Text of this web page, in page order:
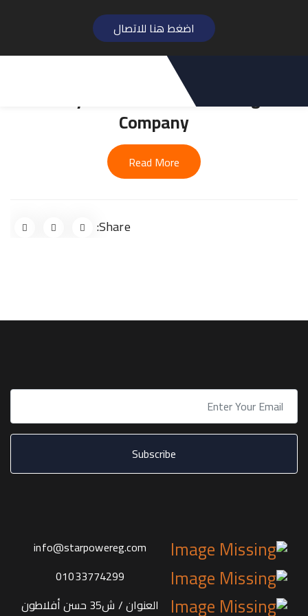
اضغط هنا للاتصال
Fully Wooden Floor With
Company
Read More
info@starpowereg.com
01033774299
العنوان / ش35 حسن أفلاطون